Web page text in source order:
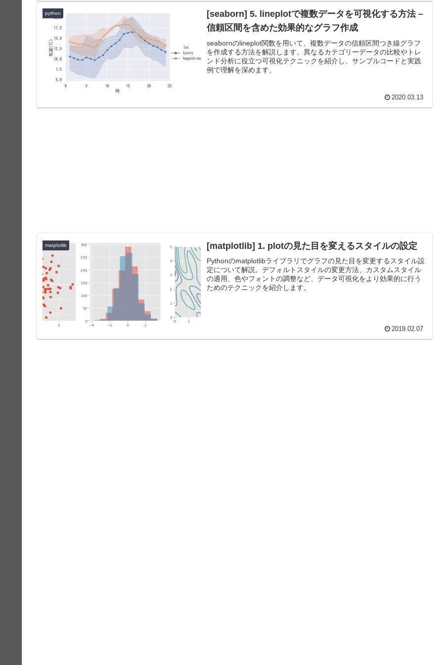
python
[seaborn] 5. lineplotで複数データを可視化する方法 –
信頼区間を含めた効果的なグラフ作成
seabornのlineplot関数を用いて、複数データの信頼区間つき線グラフ
を作成する方法を解説します。異なるカテゴリーデータの比較やトレ
ンド分析に役立つ可視化テクニックを紹介し、サンプルコードと実践
例で理解を深めます。
2020.03.13
matplotlib [matplotlib] 1. plotの見た目を変えるスタイルの設定
Pythonのmatplotlibライブラリでグラフの見た目を変更するスタイル設
定について解説。デフォルトスタイルの変更方法、カスタムスタイル
の適用、色やフォントの調整など、データ可視化をより効果的に行う
ためのテクニックを紹介します。
2019.02.07